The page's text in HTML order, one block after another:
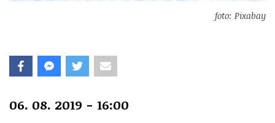
foto: Pixabay
06. 08. 2019 - 16:00